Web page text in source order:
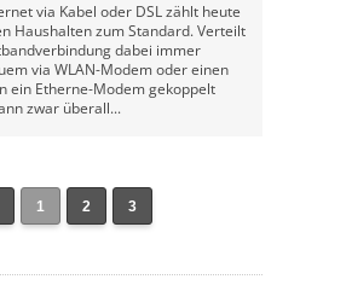
via Kabel oder DSL zählt heute
Haushalten zum Standard. Verteilt
dabei immer
via WLAN-Modem oder einen
ein Etherne-Modem gekoppelt
zwar überall...
1 2 3